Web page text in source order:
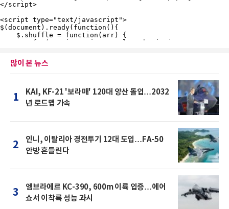
많이 본 뉴스
1
KAI, KF-21 '보라매' 120대 양산 돌입…2032
년 로드맵 가속
2
인니, 이탈리아 경전투기 12대 도입…FA-50
안방 흔들린다
3
엠브라에르 KC-390, 600m 이륙 입증…에어
쇼서 이착륙 성능 과시